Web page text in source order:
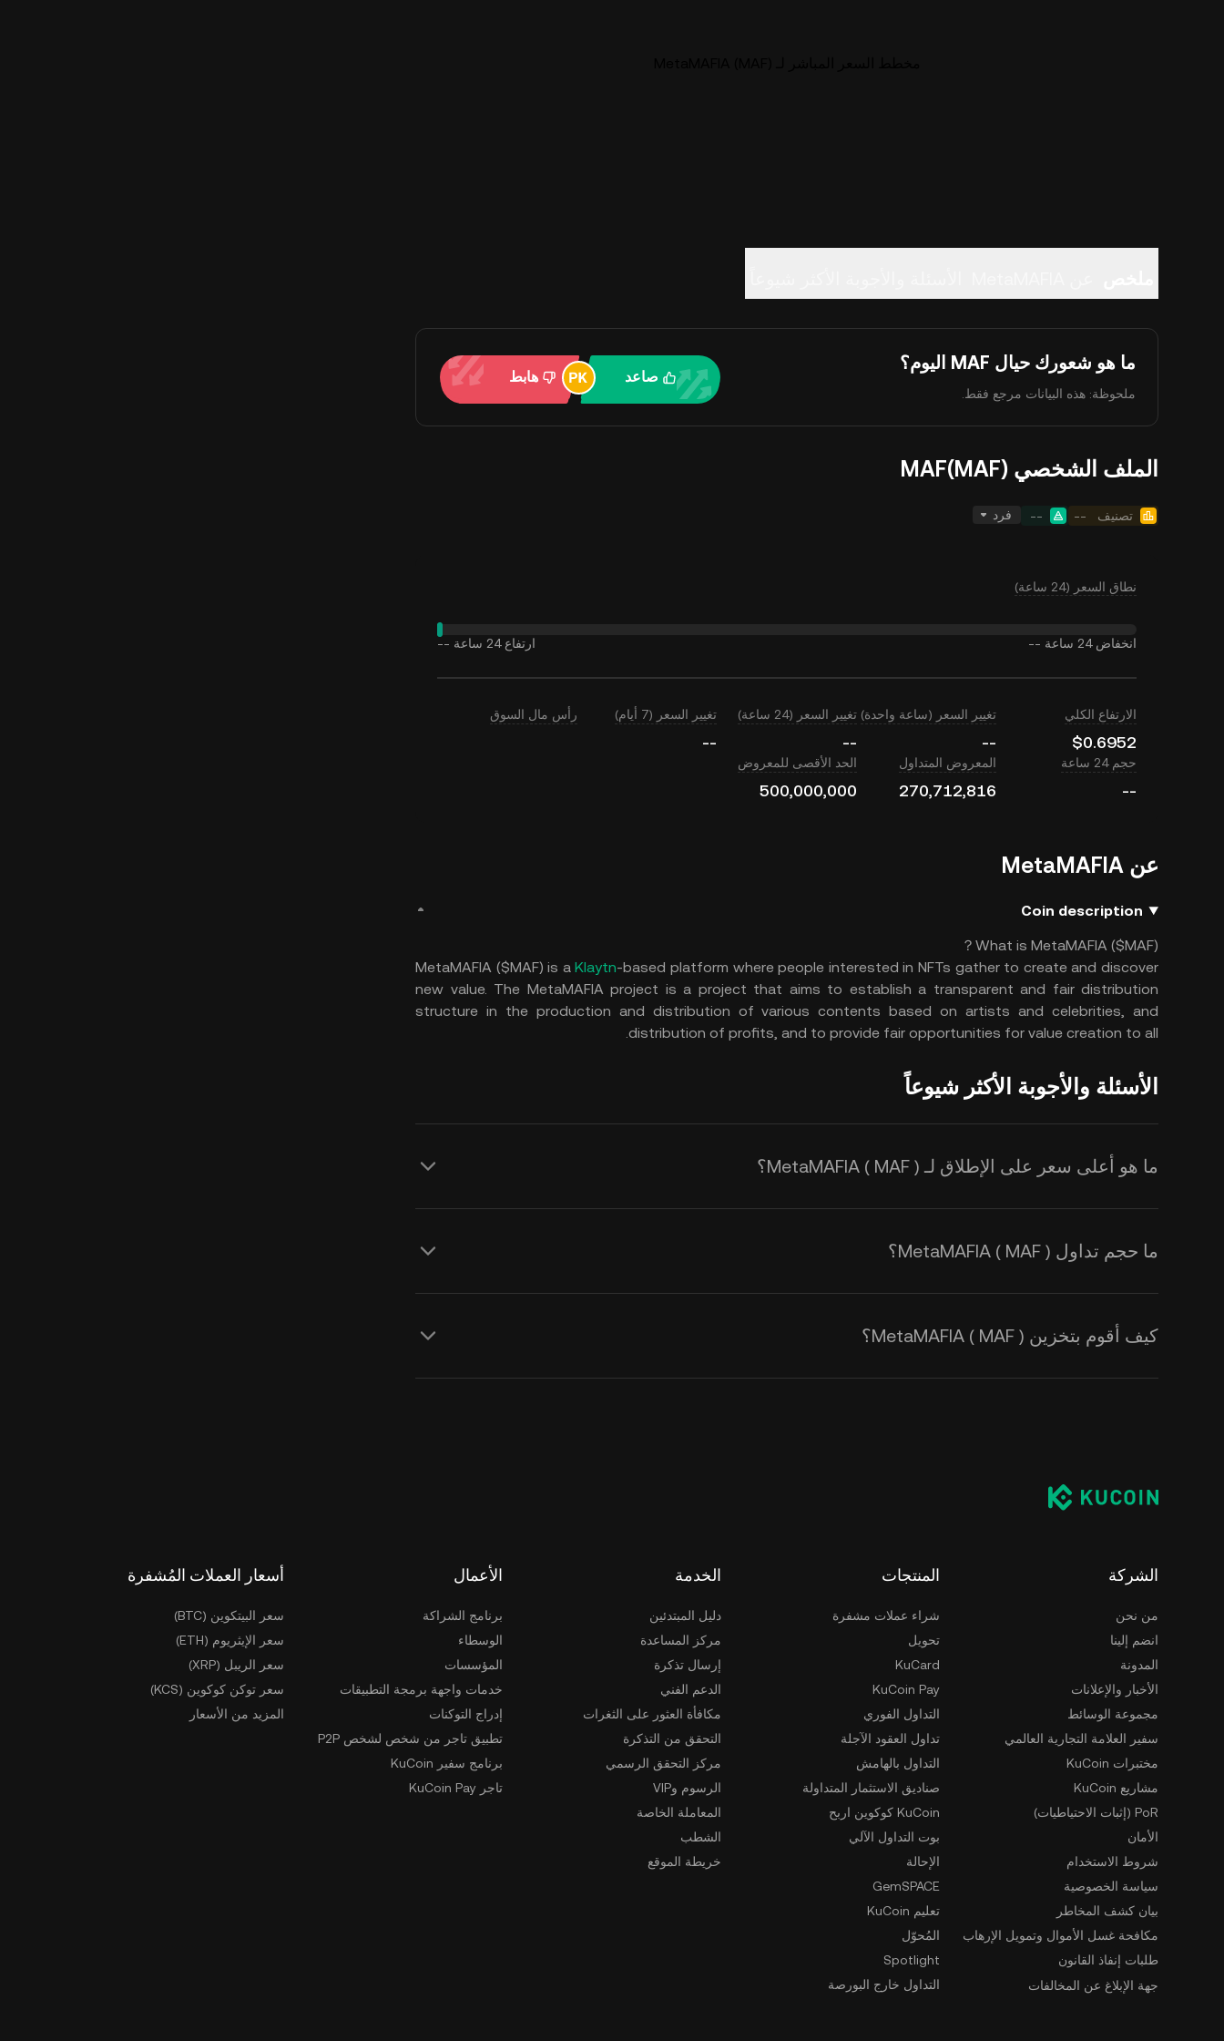
ما هو شعورك حيال MAF اليوم؟
ملحوظة: هذه البيانات مرجع فقط.
صاعد هابط
الملف الشخصي MAF(MAF)
تصنيف --
-- فرد
نطاق السعر (24 ساعة)
انخفاض 24 ساعة -- ارتفاع 24 ساعة --
الارتفاع الكلي
$0.6952
تغيير السعر (ساعة واحدة)
--
تغيير السعر (24 ساعة)
--
تغيير السعر (7 أيام)
--
رأس مال السوق
حجم 24 ساعة
--
المعروض المتداول
270,712,816
الحد الأقصى للمعروض
500,000,000
عن MetaMAFIA
Coin description
What is MetaMAFIA ($MAF)？
MetaMAFIA ($MAF) is aKlaytn-based platform where people interested in NFTs gather to create and discover
new value. The MetaMAFIA project is a project that aims to establish a transparent and fair distribution
structure in the production and distribution of various contents based on artists and celebrities, and
distribution of profits, and to provide fair opportunities for value creation to all.
الأسئلة والأجوبة الأكثر شيوعاً
ما هو أعلى سعر على الإطلاق لـ MetaMAFIA ( MAF )؟
ما حجم تداول MetaMAFIA ( MAF )؟
كيف أقوم بتخزين MetaMAFIA ( MAF )؟
الشركة
من نحن
انضم إلينا
المدونة
الأخبار والإعلانات
مجموعة الوسائط
سفير العلامة التجارية العالمي
مختبرات KuCoin
مشاريع KuCoin
PoR (إثبات الاحتياطيات)
الأمان
شروط الاستخدام
سياسة الخصوصية
بيان كشف المخاطر
مكافحة غسل الأموال وتمويل الإرهاب
طلبات إنفاذ القانون
جهة الإبلاغ عن المخالفات
المنتجات
شراء عملات مشفرة
تحويل
KuCard
KuCoin Pay
التداول الفوري
تداول العقود الآجلة
التداول بالهامش
صناديق الاستثمار المتداولة
KuCoin كوكوين اربح
بوت التداول الآلي
الإحالة
GemSPACE
تعليم KuCoin
المُحوّل
Spotlight
التداول خارج البورصة
الخدمة
دليل المبتدئين
مركز المساعدة
إرسال تذكرة
الدعم الفني
مكافأة العثور على الثغرات
التحقق من التذكرة
مركز التحقق الرسمي
الرسوم وVIP
المعاملة الخاصة
الشطب
خريطة الموقع
الأعمال
برنامج الشراكة
الوسطاء
المؤسسات
خدمات واجهة برمجة التطبيقات
إدراج التوكنات
تطبيق تاجر من شخص لشخص P2P
برنامج سفير KuCoin
تاجر KuCoin Pay
أسعار العملات المُشفرة
سعر البيتكوين (BTC)
سعر الإيثريوم (ETH)
سعر الريبل (XRP)
سعر توكن كوكوين (KCS)
المزيد من الأسعار